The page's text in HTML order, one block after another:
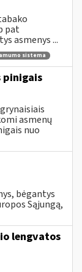
pat
asmenys ...
sistema
pinigais
asmenų
nuo
bėgantys
Sąjungą,
lengvatos